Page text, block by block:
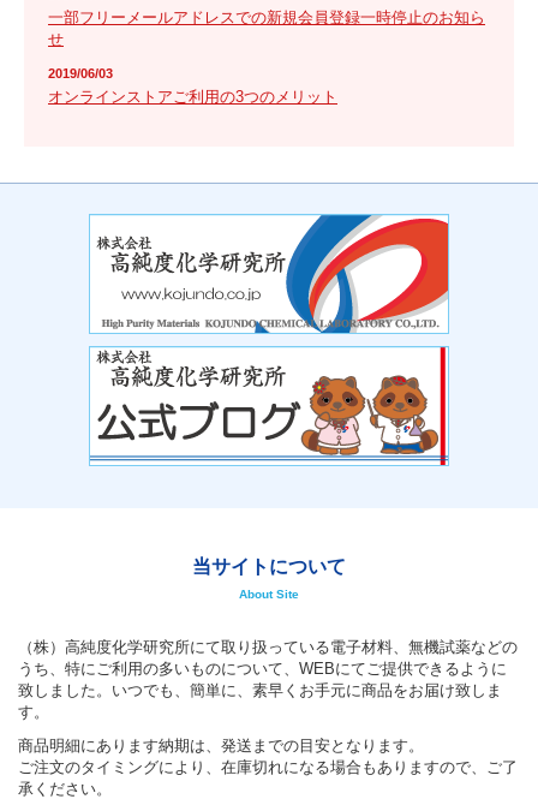
一部フリーメールアドレスでの新規会員登録一時停止のお知ら
せ
2019/06/03
オンラインストアご利用の3つのメリット
当サイトについて
About Site
（株）高純度化学研究所にて取り扱っている電子材料、無機試薬などの
うち、特にご利用の多いものについて、WEBにてご提供できるように
致しました。いつでも、簡単に、素早くお手元に商品をお届け致しま
す。
商品明細にあります納期は、発送までの目安となります。
ご注文のタイミングにより、在庫切れになる場合もありますので、ご了
承ください。